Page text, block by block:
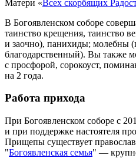
Матери «Всех скорбящих
В Богоявленском соборе
таинство крещения, таинство
и заочно), панихиды; молебны
благодарственный). Вы также
с просфорой, сорокоуст,
на 2 года.
Работа прихода
При Богоявленском соборе с
и при поддержке настоятеля
Прищепы существует
"Богоявленская семья" —